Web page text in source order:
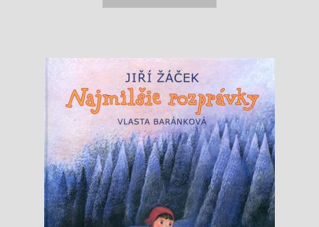
13,90 €. 12,90 €.